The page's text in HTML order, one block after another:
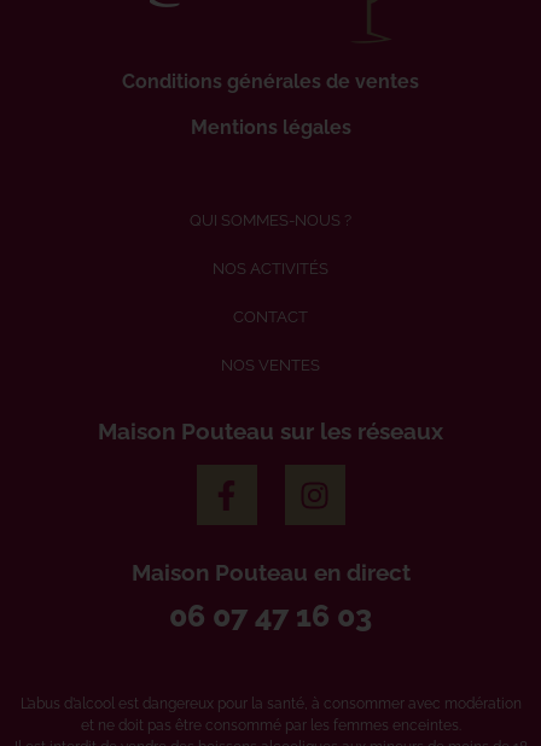
Conditions générales de ventes
Mentions légales
QUI SOMMES-NOUS ?
NOS ACTIVITÉS
CONTACT
NOS VENTES
Maison Pouteau sur les réseaux
Maison Pouteau en direct
06 07 47 16 03
L’abus d’alcool est dangereux pour la santé, à consommer avec modération
et ne doit pas être consommé par les femmes enceintes.